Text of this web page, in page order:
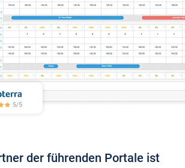
der führenden Portale ist